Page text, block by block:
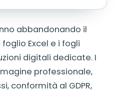
abbandonando il
Excel e i fogli
digitali dedicate. I
professionale,
conformità al GDPR,